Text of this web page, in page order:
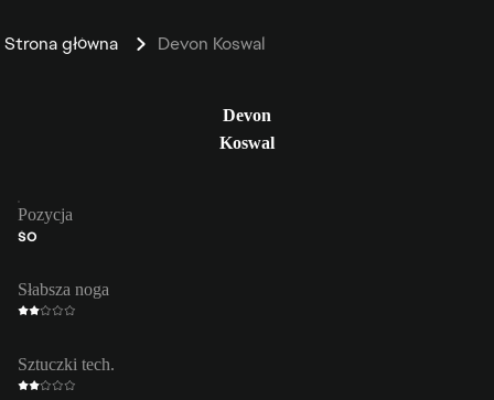
Strona główna Devon Koswal
Devon
Koswal
Pozycja
ŚO
Słabsza noga
Sztuczki tech.